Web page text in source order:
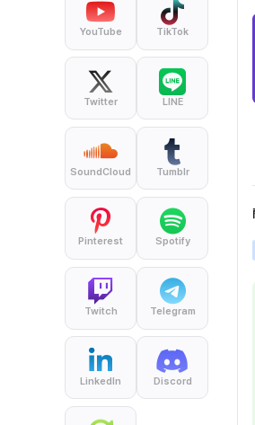
YouTube TikTok
Twitter LINE
SoundCloud Tumblr
Pinterest Spotify
Twitch Telegram
LinkedIn Discord